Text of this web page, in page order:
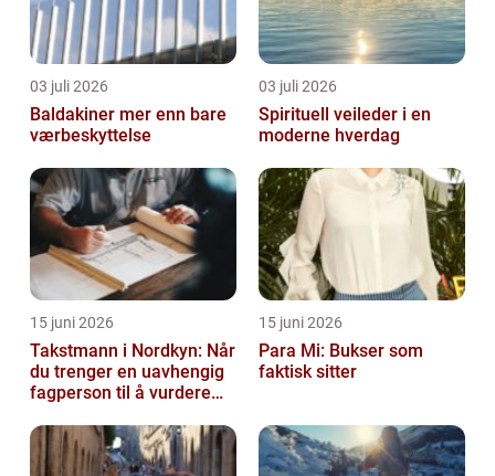
03 juli 2026
Baldakiner mer enn bare
værbeskyttelse
03 juli 2026
Spirituell veileder i en
moderne hverdag
15 juni 2026
Takstmann i Nordkyn: Når
du trenger en uavhengig
fagperson til å vurdere
15 juni 2026
Para Mi: Bukser som
faktisk sitter